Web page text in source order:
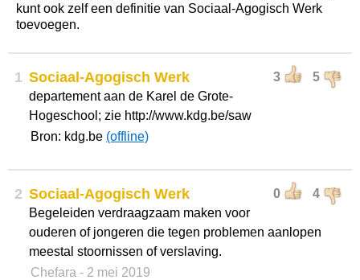
kunt ook zelf een definitie van Sociaal-Agogisch Werk
toevoegen.
1 3 5
Sociaal-Agogisch Werk
departement aan de Karel de Grote-
Hogeschool; zie http://www.kdg.be/saw
Bron: kdg.be (offline)
2 0 4
Sociaal-Agogisch Werk
Begeleiden verdraagzaam maken voor
ouderen of jongeren die tegen problemen aanlopen
meestal stoornissen of verslaving.
Chefara - 2 mei 2019